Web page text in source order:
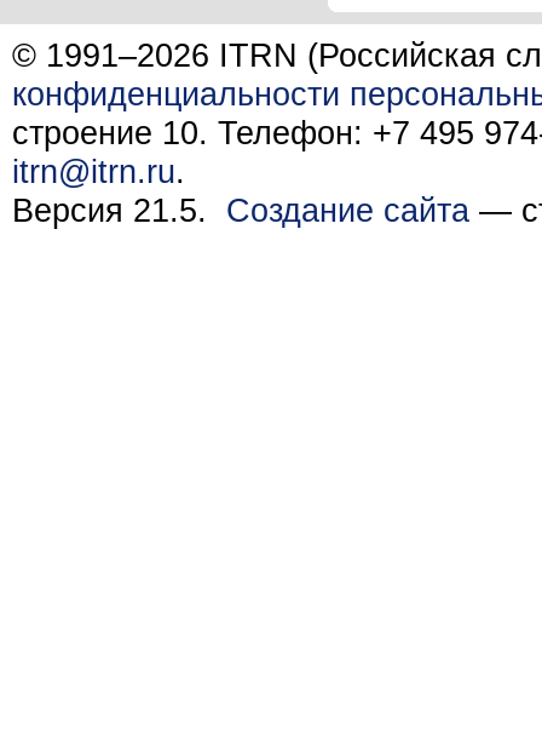
© 1991–2026 ITRN (Российская
конфиденциальности
строение 10. Телефон: +7 495
itrn@itrn.ru.
Версия 21.5. Создание сайта —